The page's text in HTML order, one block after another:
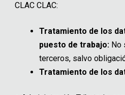
CLAC CLAC:
Tratamiento de los
puesto de trabajo: No
terceros, salvo
Tratamiento de los